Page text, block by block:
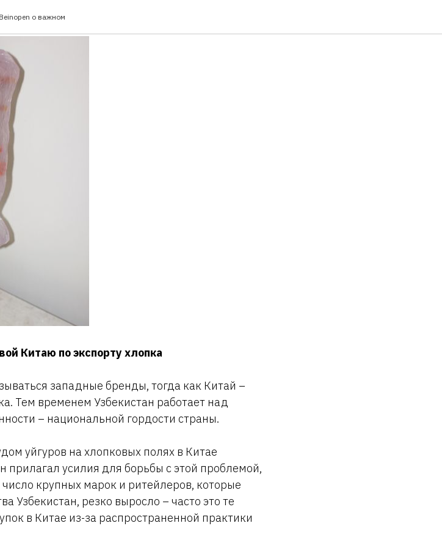
Beinopen о важном
Китаю по экспорту хлопка
западные бренды, тогда как Китай –
Тем временем Узбекистан работает над
– национальной гордости страны.
уйгуров на хлопковых полях в Китае
прилагал усилия для борьбы с этой проблемой,
крупных марок и ритейлеров, которые
Узбекистан, резко выросло – часто это те
в Китае из-за распространенной практики